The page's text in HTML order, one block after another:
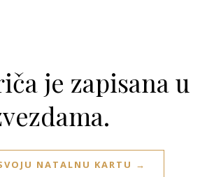
je zapisana u
NATALNU KARTU →